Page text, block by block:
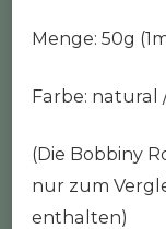
Menge: 50g
Farbe: natural
(Die Bobbiny
nur zum
enthalten)